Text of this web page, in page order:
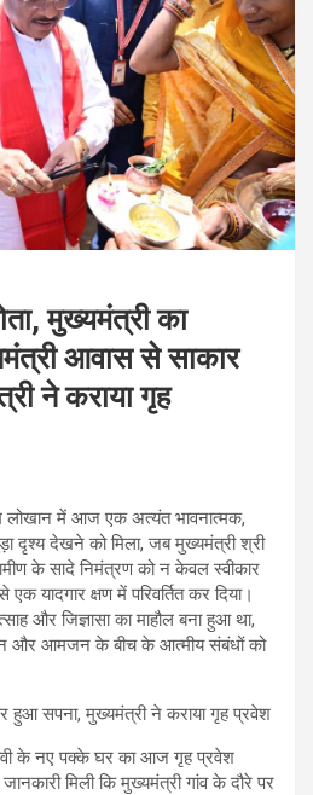
मुख्यमंत्री का
आवास से साकार
ने कराया गृह
लोखान में आज एक अत्यंत भावनात्मक,
दृश्य देखने को मिला, जब मुख्यमंत्री श्री
के सादे निमंत्रण को न केवल स्वीकार
यादगार क्षण में परिवर्तित कर दिया।
और जिज्ञासा का माहौल बना हुआ था,
और आमजन के बीच के आत्मीय संबंधों को
के नए पक्के घर का आज गृह प्रवेश
मिली कि मुख्यमंत्री गांव के दौरे पर